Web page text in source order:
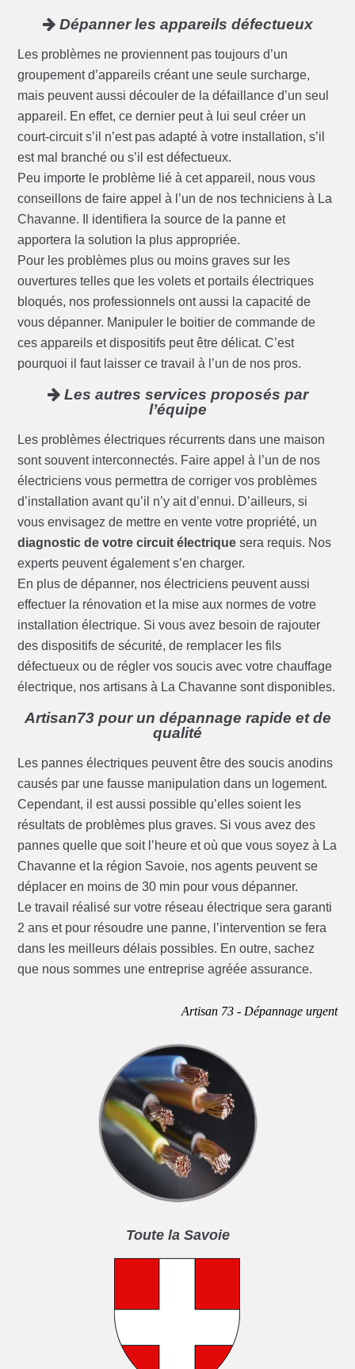
Dépanner les appareils défectueux
Les problèmes ne proviennent pas toujours d’un
groupement d’appareils créant une seule surcharge,
mais peuvent aussi découler de la défaillance d’un seul
appareil. En effet, ce dernier peut à lui seul créer un
court-circuit s’il n’est pas adapté à votre installation, s’il
est mal branché ou s’il est défectueux.
Peu importe le problème lié à cet appareil, nous vous
conseillons de faire appel à l’un de nos techniciens à La
Chavanne. Il identifiera la source de la panne et
apportera la solution la plus appropriée.
Pour les problèmes plus ou moins graves sur les
ouvertures telles que les volets et portails électriques
bloqués, nos professionnels ont aussi la capacité de
vous dépanner. Manipuler le boitier de commande de
ces appareils et dispositifs peut être délicat. C’est
pourquoi il faut laisser ce travail à l’un de nos pros.
Les autres services proposés par
l’équipe
Les problèmes électriques récurrents dans une maison
sont souvent interconnectés. Faire appel à l’un de nos
électriciens vous permettra de corriger vos problèmes
d’installation avant qu’il n’y ait d’ennui. D’ailleurs, si
vous envisagez de mettre en vente votre propriété, un
diagnostic de votre circuit électrique sera requis. Nos
experts peuvent également s’en charger.
En plus de dépanner, nos électriciens peuvent aussi
effectuer la rénovation et la mise aux normes de votre
installation électrique. Si vous avez besoin de rajouter
des dispositifs de sécurité, de remplacer les fils
défectueux ou de régler vos soucis avec votre chauffage
électrique, nos artisans à La Chavanne sont disponibles.
Artisan73 pour un dépannage rapide et de
qualité
Les pannes électriques peuvent être des soucis anodins
causés par une fausse manipulation dans un logement.
Cependant, il est aussi possible qu’elles soient les
résultats de problèmes plus graves. Si vous avez des
pannes quelle que soit l’heure et où que vous soyez à La
Chavanne et la région Savoie, nos agents peuvent se
déplacer en moins de 30 min pour vous dépanner.
Le travail réalisé sur votre réseau électrique sera garanti
2 ans et pour résoudre une panne, l’intervention se fera
dans les meilleurs délais possibles. En outre, sachez
que nous sommes une entreprise agréée assurance.
Artisan 73 - Dépannage urgent
Toute la Savoie